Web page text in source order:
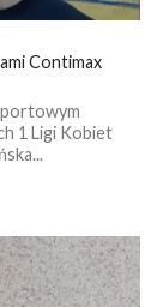
Contimax
1 Ligi Kobiet